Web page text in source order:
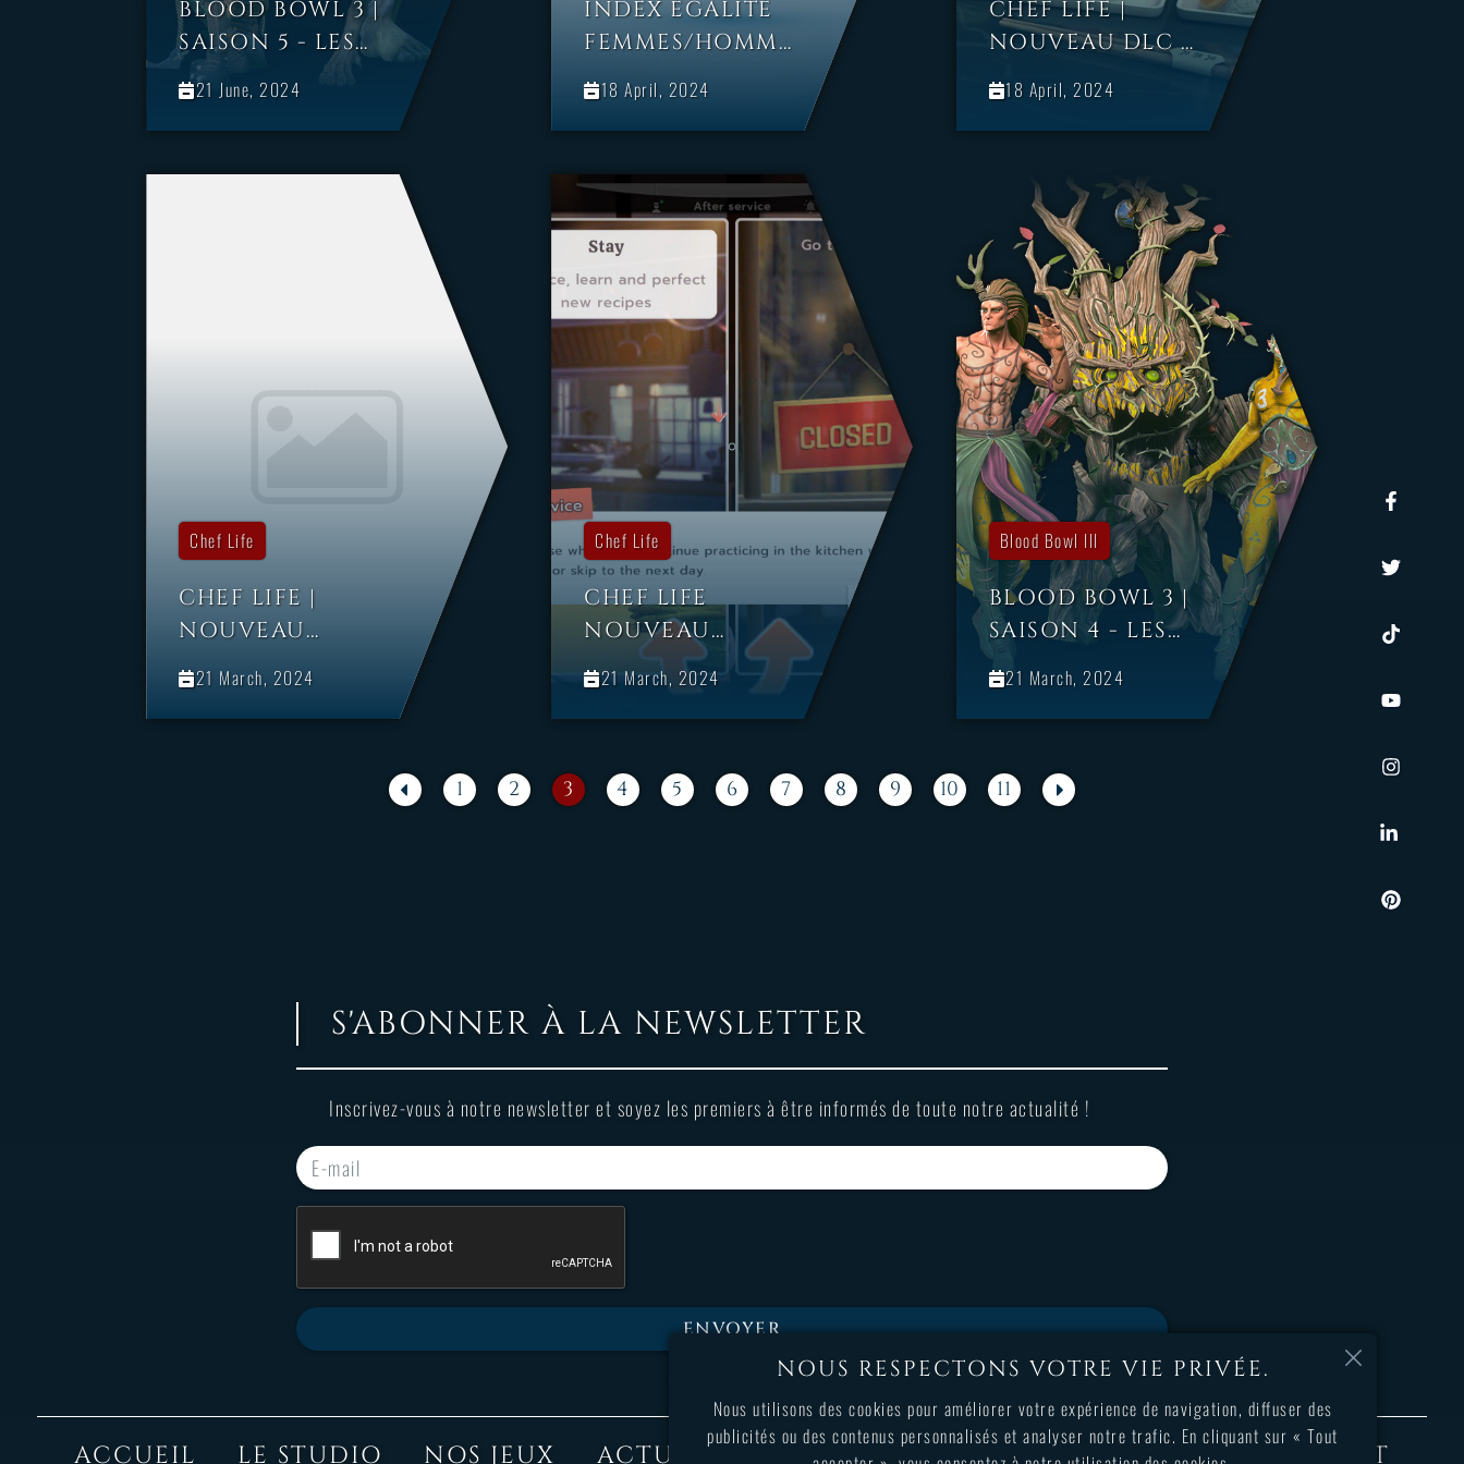
NOUS RESPECTONS VOTRE VIE PRIVÉE.
Nous utilisons des cookies pour améliorer votre expérience de navigation, diffuser des
publicités ou des contenus personnalisés et analyser notre trafic. En cliquant sur « Tout
BLOOD BOWL 3 |
SAISON 5 - LES
HORREURS
NÉCROMANTIQUES
21 June, 2024
INDEX ÉGALITÉ
FEMMES/HOMMES
CHEZ CYANIDE
18 April, 2024
CHEF LIFE |
NOUVEAU DLC :
TOKYO DELIGHT
18 April, 2024
Chef Life
CHEF LIFE |
NOUVEAU
CONTENU
GRATUIT : LE LAB
21 March, 2024
Chef Life
CHEF LIFE
NOUVEAU
CONTENU
GRATUIT : LE LAB
21 March, 2024
Blood Bowl III
BLOOD BOWL 3 |
SAISON 4 - LES
ELFES SYLVAINS
21 March, 2024
1 2 3 4 5 6 7 8 9 10 11
S'ABONNER À LA NEWSLETTER
Inscrivez-vous à notre newsletter et soyez les premiers à être informés de toute notre actualité !
ENVOYER
ACCUEIL LE STUDIO NOS JEUX ACTUALITÉS NOUS REJOINDRE SUPPORT CONTACT